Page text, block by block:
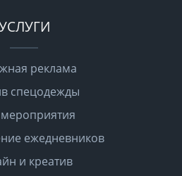
реклама
спецодежды
мероприятия
ежедневников
и креатив